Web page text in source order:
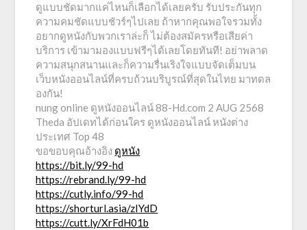
ดูแบบชัดมากแค่ไหนก็เลือกได้เลยครับ รับประกันทุก
ความคมชัดแบบชัวร์ๆไปเลย ถ้าหากคุณพอใจรวมทั้ง
อยากดูหนังกับพวกเราล่ะก็ ไม่ต้องสมัครหรือเสียค่า
บริการ เข้ามามองแบบฟรีๆได้เลยโดยทันที! อย่าพลาด
ความสนุกสนานและก็ความรื่นเริงใจแบบจัดเต็มบน
เว็บหนังออนไลน์ที่ครบถ้วนบริบูรณ์ที่สุดในไทย มาทดล
องกัน!
nung online ดูหนังออนไลน์ 88-Hd.com 2 AUG 2568
Theda อัปเดทได้ก่อนใคร ดูหนังออนไลน์ หนังต่าง
ประเทศ Top 48
ขอขอบคุณอ้างอิง ดูหนัง
https://bit.ly/99-hd
https://rebrand.ly/99-hd
https://cutly.info/99-hd
https://shorturl.asia/zIYdD
https://cutt.ly/XrFdH01b